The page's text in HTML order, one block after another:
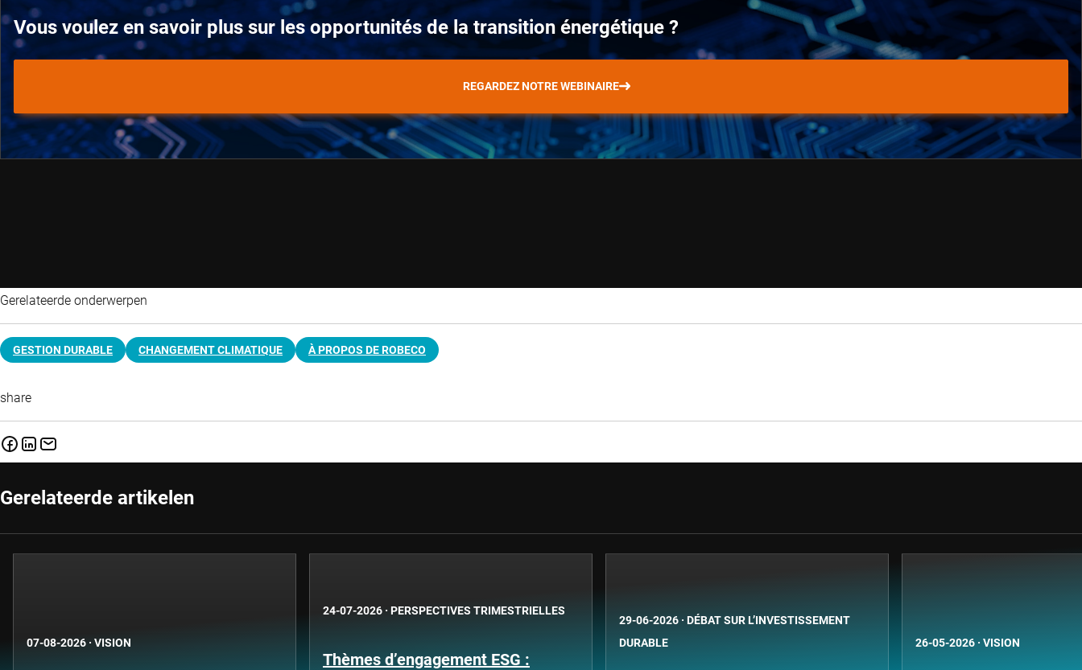
Vous voulez en savoir plus sur les opportunités de la transition énergétique ?
REGARDEZ NOTRE WEBINAIRE
Gerelateerde onderwerpen
GESTION DURABLE CHANGEMENT CLIMATIQUE À PROPOS DE ROBECO
share
Gerelateerde artikelen
07-08-2026 · VISION
24-07-2026 · PERSPECTIVES TRIMESTRIELLES
Thèmes d’engagement ESG :
29-06-2026 · DÉBAT SUR L’INVESTISSEMENT
DURABLE
26-05-2026 · VISION